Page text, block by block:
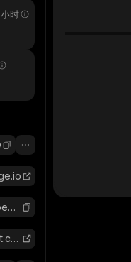
时
instabridge-wrapped-eth
dashboard.radixdlt.com